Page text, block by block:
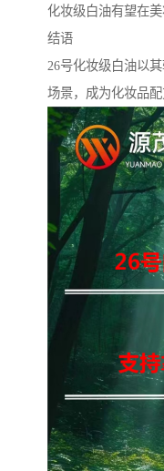
化妆级白油有望在美
结语
26号化妆级白油以
场景，成为化妆品配